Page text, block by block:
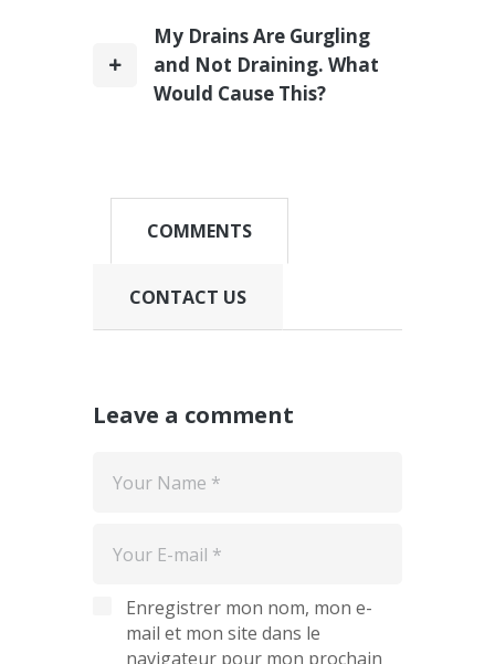
My Drains Are Gurgling
and Not Draining. What
Would Cause This?
COMMENTS
CONTACT US
Leave a comment
Enregistrer mon nom, mon e-
mail et mon site dans le
navigateur pour mon prochain